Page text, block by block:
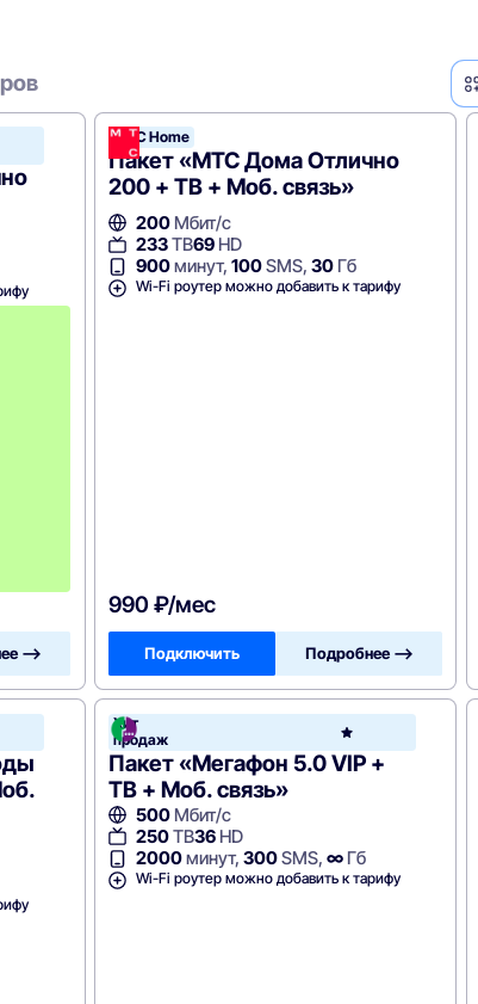
МТС
Home
—>
МТС Home
Пакет «МТС Дома Отлично
200 + ТВ + Моб. связь»
200Мбит/с
233ТВ69HD
900минут, 100SMS, 30Гб
Wi-Fi роутер можно добавить к тарифу
990 ₽/мес
Подключить Подробнее —>
Хит
продаж
Пакет «Мегафон 5.0 VIP +
ТВ + Моб. связь»
500Мбит/с
250ТВ36HD
2000минут, 300SMS, ∞Гб
Wi-Fi роутер можно добавить к тарифу